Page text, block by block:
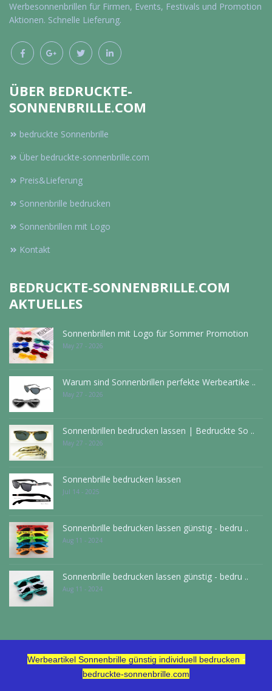
Werbesonnenbrillen für Firmen, Events, Festivals und Promotion
Aktionen. Schnelle Lieferung.
ÜBER BEDRUCKTE-
SONNENBRILLE.COM
bedruckte Sonnenbrille
Über bedruckte-sonnenbrille.com
Preis&Lieferung
Sonnenbrille bedrucken
Sonnenbrillen mit Logo
Kontakt
BEDRUCKTE-SONNENBRILLE.COM
AKTUELLES
Sonnenbrillen mit Logo für Sommer Promotion
May 27 - 2026
Warum sind Sonnenbrillen perfekte Werbeartike ..
May 27 - 2026
Sonnenbrillen bedrucken lassen | Bedruckte So ..
May 27 - 2026
Sonnenbrille bedrucken lassen
Jul 14 - 2025
Sonnenbrille bedrucken lassen günstig - bedru ..
Aug 11 - 2024
Sonnenbrille bedrucken lassen günstig - bedru ..
Aug 11 - 2024
Werbeartikel Sonnenbrille günstig individuell bedrucken -
bedruckte-sonnenbrille.com